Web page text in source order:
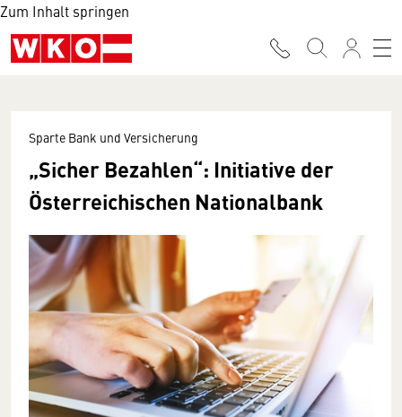
Zum Inhalt springen
Sparte Bank und Versicherung
„Sicher Bezahlen“: Initiative der
Österreichischen Nationalbank